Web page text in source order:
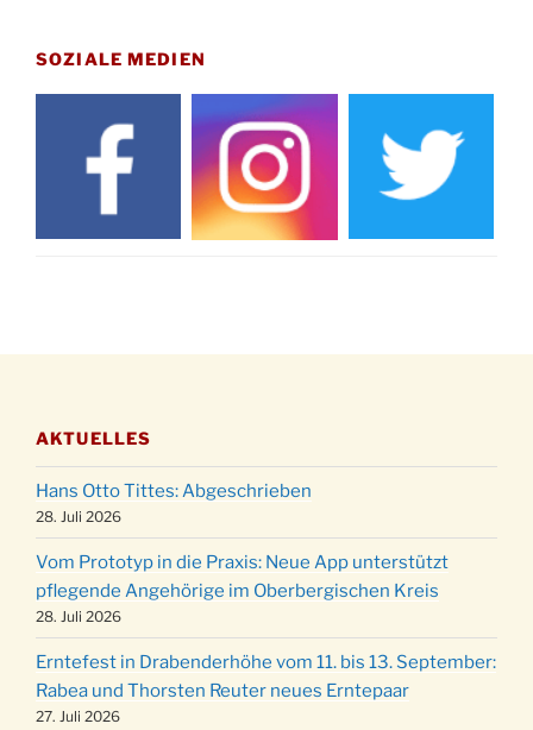
Drabenderhöhe um 11:15 Uhr
21.11.
Basar im Ev. Gemeindehaus von 14-16:30 Uhr
Katharinenball des Honterus Chors im
Stadtteilhaus um 19:00 Uhr
Kinderbibeltag im Ev. Gemeindehaus von 10-
12 Uhr
Stadtteilhaus um 19:00 Uhr
11.12.
Puer-Natus weihnachtliches Brauchtum am
Robert-Gassner-Hof um 17:00 Uhr
19.12.
Kinderbibeltag im Ev. Gemeindehaus von 10-
12 Uhr
20.12.
Weihnachts-Konzert des Honterus Chors in
der Kirche um 17:00 Uhr
24.12.
Familiengottesdienst mit Krippenspiel im Ev.
Gemeindehaus um 15:00 Uhr
24.12. Familiengottesdienst in der FeG um 16 Uhr
SOZIALE MEDIEN
AKTUELLES
Hans Otto Tittes: Abgeschrieben
28. Juli 2026
Vom Prototyp in die Praxis: Neue App unterstützt
pflegende Angehörige im Oberbergischen Kreis
28. Juli 2026
Erntefest in Drabenderhöhe vom 11. bis 13. September:
Rabea und Thorsten Reuter neues Erntepaar
27. Juli 2026